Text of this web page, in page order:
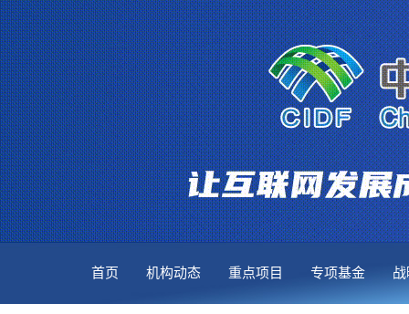
首页 机构动态 重点项目 专项基金